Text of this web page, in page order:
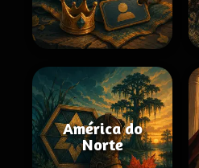
América do
Norte